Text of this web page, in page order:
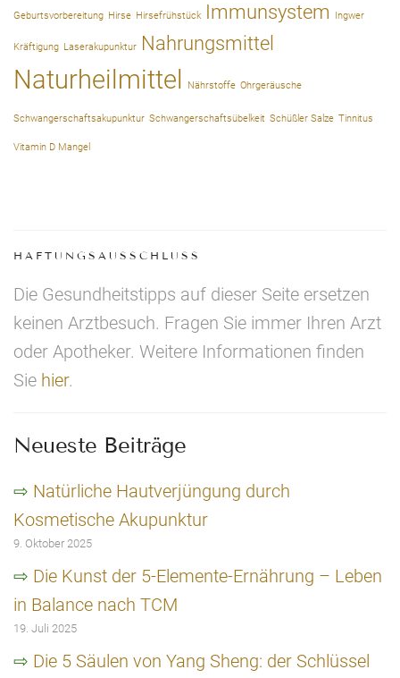
Geburtsvorbereitung Hirse Hirsefrühstück Immunsystem Ingwer
Kräftigung Laserakupunktur Nahrungsmittel
Naturheilmittel Nährstoffe Ohrgeräusche
Schwangerschaftsakupunktur Schwangerschaftsübelkeit Schüßler Salze Tinnitus
Vitamin D Mangel
HAFTUNGSAUSSCHLUSS
Die Gesundheitstipps auf dieser Seite ersetzen
keinen Arztbesuch. Fragen Sie immer Ihren Arzt
oder Apotheker. Weitere Informationen finden
Sie hier.
Neueste Beiträge
Natürliche Hautverjüngung durch
Kosmetische Akupunktur
9. Oktober 2025
Die Kunst der 5-Elemente-Ernährung – Leben
in Balance nach TCM
19. Juli 2025
Die 5 Säulen von Yang Sheng: der Schlüssel